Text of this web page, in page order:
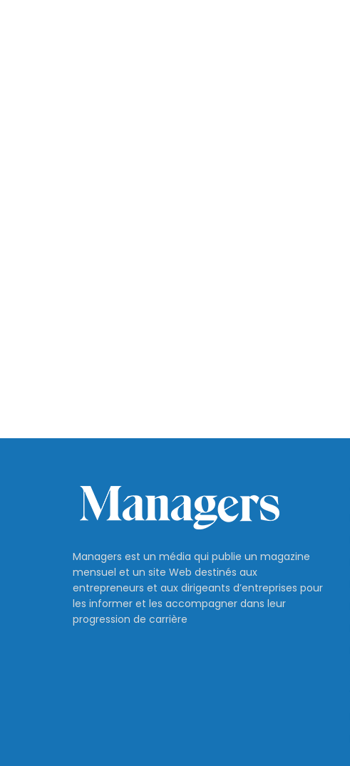
Managers est un média qui publie un magazine
mensuel et un site Web destinés aux
entrepreneurs et aux dirigeants d’entreprises pour
les informer et les accompagner dans leur
progression de carrière